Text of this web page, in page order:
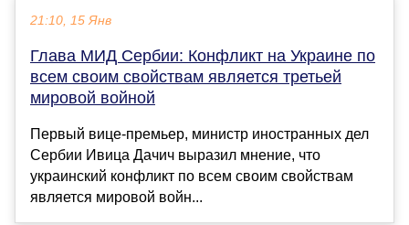
21:10, 15 Янв
Глава МИД Сербии: Конфликт на Украине по
всем своим свойствам является третьей
мировой войной
Первый вице-премьер, министр иностранных дел
Сербии Ивица Дачич выразил мнение, что
украинский конфликт по всем своим свойствам
является мировой войн...